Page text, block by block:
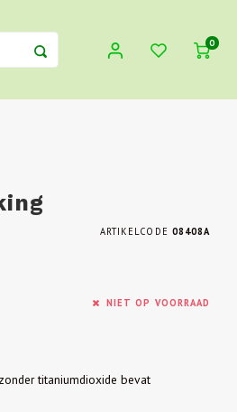
0
ARTIKELCODE 08408A
NIET OP VOORRAAD
titaniumdioxide bevat